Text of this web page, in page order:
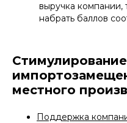
выручка
набрать баллов
Стимулирование
местного
Поддержка